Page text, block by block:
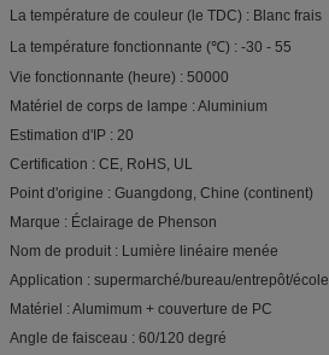
La température de couleur (le TDC) : Blanc frais
La température fonctionnante (℃) : -30 - 55
Vie fonctionnante (heure) : 50000
Matériel de corps de lampe : Aluminium
Estimation d'IP : 20
Certification : CE, RoHS, UL
Point d'origine : Guangdong, Chine (continent)
Marque : Éclairage de Phenson
Nom de produit : Lumière linéaire menée
Application : supermarché/bureau/entrepôt/école
Matériel : Alumimum + couverture de PC
Angle de faisceau : 60/120 degré